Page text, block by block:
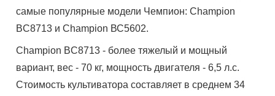
самые популярные модели Чемпион: Champion
ВC8713 и Champion ВС5602.
Champion ВC8713 - более тяжелый и мощный
вариант, вес - 70 кг, мощность двигателя - 6,5 л.с.
Стоимость культиватора составляет в среднем 34